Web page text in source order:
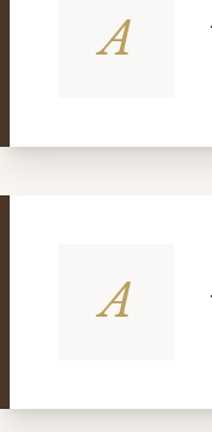
A
A